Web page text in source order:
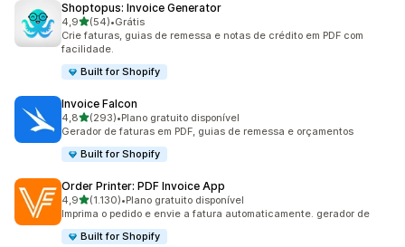
Shoptopus: Invoice Generator
4,9de 5 estrelas
(54)
54 avaliações ao todo
•Grátis
Crie faturas, guias de remessa e notas de crédito em PDF com
facilidade.
Built for Shopify
Invoice Falcon
4,8de 5 estrelas
(293)
293 avaliações ao todo
•Plano gratuito disponível
Gerador de faturas em PDF, guias de remessa e orçamentos
Built for Shopify
Order Printer: PDF Invoice App
4,9de 5 estrelas
(1.130)
1130 avaliações ao todo
•Plano gratuito disponível
Imprima o pedido e envie a fatura automaticamente. gerador de
Built for Shopify